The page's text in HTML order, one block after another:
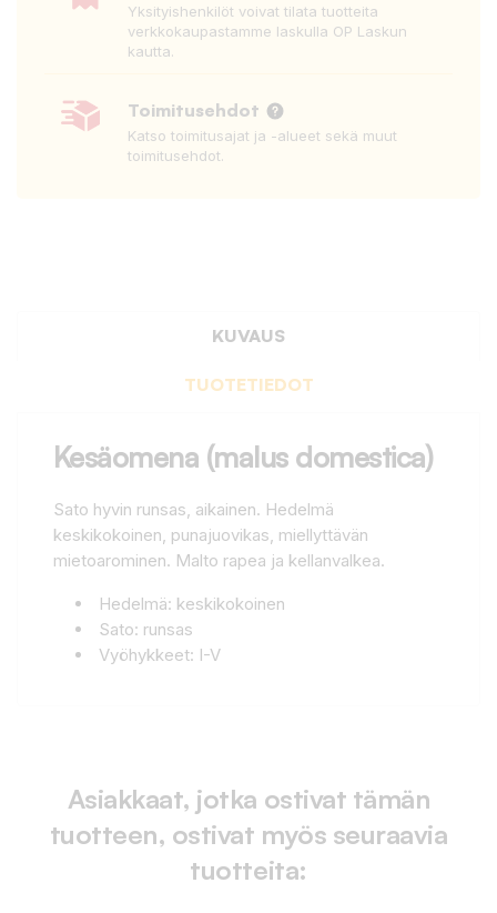
Yksityishenkilöt voivat tilata tuotteita
verkkokaupastamme laskulla OP Laskun
kautta.
Toimitusehdot
Katso toimitusajat ja -alueet sekä muut
toimitusehdot.
KUVAUS
TUOTETIEDOT
Kesäomena (malus domestica)
Sato hyvin runsas, aikainen. Hedelmä
keskikokoinen, punajuovikas, miellyttävän
mietoarominen. Malto rapea ja kellanvalkea.
Hedelmä: keskikokoinen
Sato: runsas
Vyöhykkeet: I-V
Asiakkaat, jotka ostivat tämän
tuotteen, ostivat myös seuraavia
tuotteita: